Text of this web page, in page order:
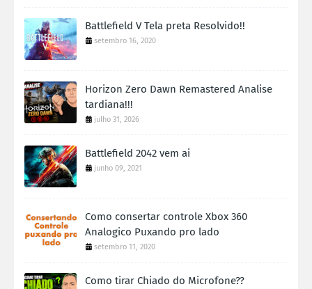
Battlefield V Tela preta Resolvido!!
setembro 16, 2020
Horizon Zero Dawn Remastered Analise
tardiana!!!
julho 31, 2026
Battlefield 2042 vem ai
junho 09, 2021
Como consertar controle Xbox 360
Analogico Puxando pro lado
setembro 11, 2020
Como tirar Chiado do Microfone??